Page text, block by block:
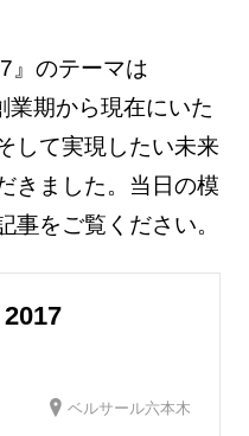
』のテーマは
業期から現在にいた
して実現したい未来
きました。当日の模
事をご覧ください。
ベルサール六本木